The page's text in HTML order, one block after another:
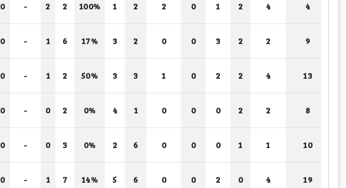
0 - 2 2 100% 1 2 2 0 1 2 4 4
0 - 1 6 17% 3 2 0 0 3 2 2 9
0 - 1 2 50% 3 3 1 0 2 2 4 13
0 - 0 2 0% 4 1 0 0 0 2 2 8
0 - 0 3 0% 2 6 0 0 0 1 1 10
0 - 1 7 14% 5 6 0 0 2 0 4 19